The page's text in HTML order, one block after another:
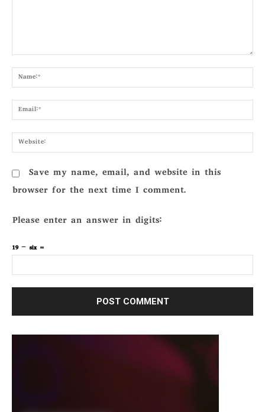
Save my name, email, and website in this
browser for the next time I comment.
Please enter an answer in digits:
19 − six =